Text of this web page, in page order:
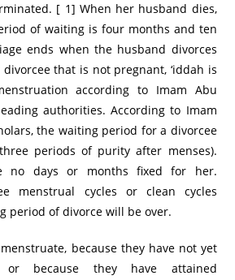
[ 1] When her husband dies,
of waiting is four months and ten
ends when the husband divorces
that is not pregnant, ‘iddah is
according to Imam Abu
authorities. According to Imam
the waiting period for a divorcee
periods of purity after menses).
no days or months fixed for her.
menstrual cycles or clean cycles
period of divorce will be over.
because they have not yet
or because they have attained